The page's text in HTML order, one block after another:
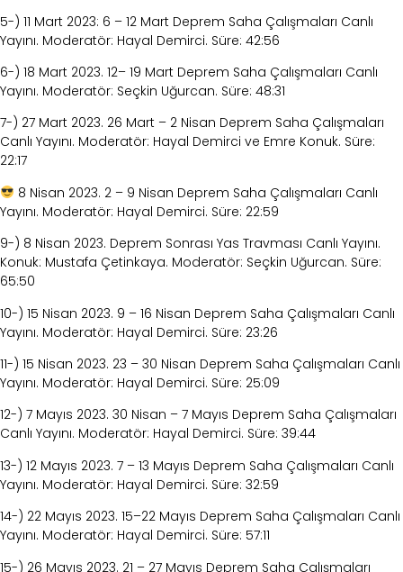
5-) 11 Mart 2023: 6 – 12 Mart Deprem Saha Çalışmaları Canlı
Yayını. Moderatör: Hayal Demirci. Süre: 42:56
6-) 18 Mart 2023. 12– 19 Mart Deprem Saha Çalışmaları Canlı
Yayını. Moderatör: Seçkin Uğurcan. Süre: 48:31
7-) 27 Mart 2023. 26 Mart – 2 Nisan Deprem Saha Çalışmaları
Canlı Yayını. Moderatör: Hayal Demirci ve Emre Konuk. Süre:
22:17
8 Nisan 2023. 2 – 9 Nisan Deprem Saha Çalışmaları Canlı
Yayını. Moderatör: Hayal Demirci. Süre: 22:59
9-) 8 Nisan 2023. Deprem Sonrası Yas Travması Canlı Yayını.
Konuk: Mustafa Çetinkaya. Moderatör: Seçkin Uğurcan. Süre:
65:50
10-) 15 Nisan 2023. 9 – 16 Nisan Deprem Saha Çalışmaları Canlı
Yayını. Moderatör: Hayal Demirci. Süre: 23:26
11-) 15 Nisan 2023. 23 – 30 Nisan Deprem Saha Çalışmaları Canlı
Yayını. Moderatör: Hayal Demirci. Süre: 25:09
12-) 7 Mayıs 2023. 30 Nisan – 7 Mayıs Deprem Saha Çalışmaları
Canlı Yayını. Moderatör: Hayal Demirci. Süre: 39:44
13-) 12 Mayıs 2023. 7 – 13 Mayıs Deprem Saha Çalışmaları Canlı
Yayını. Moderatör: Hayal Demirci. Süre: 32:59
14-) 22 Mayıs 2023. 15–22 Mayıs Deprem Saha Çalışmaları Canlı
Yayını. Moderatör: Hayal Demirci. Süre: 57:11
15-) 26 Mayıs 2023. 21 – 27 Mayıs Deprem Saha Çalışmaları